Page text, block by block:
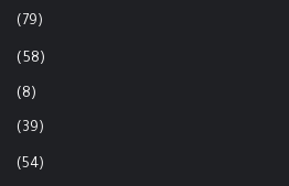
(79)
(58)
(8)
(39)
(54)